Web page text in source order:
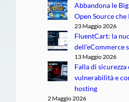
Abbandona le
Open Source
23 Maggio 2026
FluentCart: la
dell’eCommerce
13 Maggio 2026
Falla di
vulnerabilità e
hosting
2 Maggio 2026